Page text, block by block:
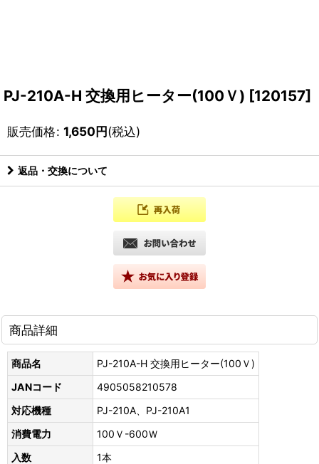
PJ-210A-H 交換用ヒーター(100Ｖ) [120157]
販売価格: 1,650円(税込)
返品・交換について
商品詳細
商品名
PJ-210A-H 交換用ヒーター(100Ｖ)
JANコード
4905058210578
対応機種
PJ-210A、PJ-210A1
消費電力
100Ｖ-600Ｗ
入数
1本